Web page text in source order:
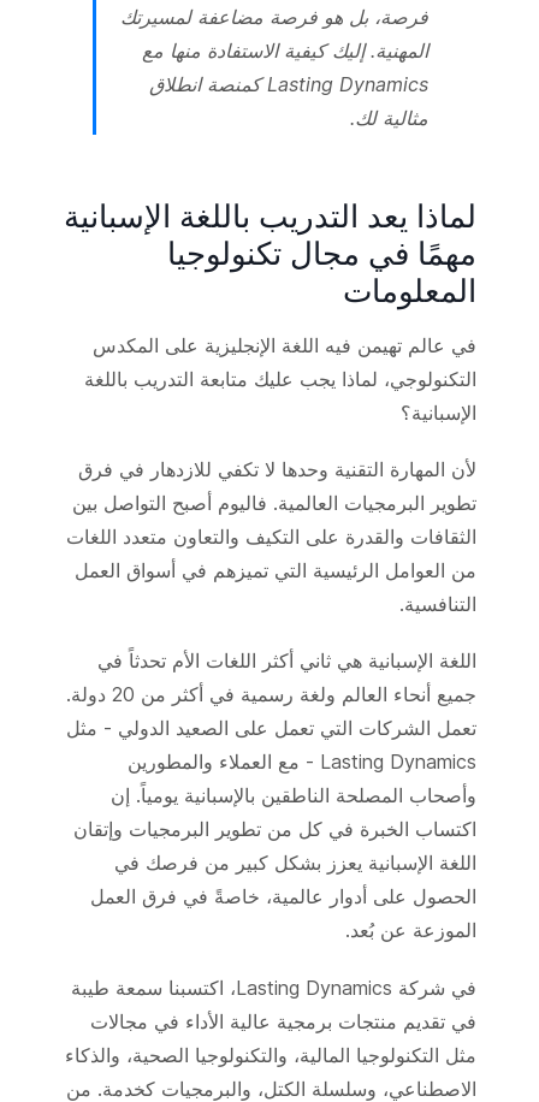
فرصة، بل هو فرصة مضاعفة لمسيرتك
المهنية. إليك كيفية الاستفادة منها مع
Lasting Dynamics كمنصة انطلاق
مثالية لك.
لماذا يعد التدريب باللغة الإسبانية
مهمًا في مجال تكنولوجيا
المعلومات
في عالم تهيمن فيه اللغة الإنجليزية على المكدس
التكنولوجي، لماذا يجب عليك متابعة التدريب باللغة
الإسبانية؟
لأن المهارة التقنية وحدها لا تكفي للازدهار في فرق
تطوير البرمجيات العالمية. فاليوم أصبح التواصل بين
الثقافات والقدرة على التكيف والتعاون متعدد اللغات
من العوامل الرئيسية التي تميزهم في أسواق العمل
التنافسية.
اللغة الإسبانية هي ثاني أكثر اللغات الأم تحدثاً في
جميع أنحاء العالم ولغة رسمية في أكثر من 20 دولة.
تعمل الشركات التي تعمل على الصعيد الدولي - مثل
Lasting Dynamics - مع العملاء والمطورين
وأصحاب المصلحة الناطقين بالإسبانية يومياً. إن
اكتساب الخبرة في كل من تطوير البرمجيات وإتقان
اللغة الإسبانية يعزز بشكل كبير من فرصك في
الحصول على أدوار عالمية، خاصةً في فرق العمل
الموزعة عن بُعد.
في شركة Lasting Dynamics، اكتسبنا سمعة طيبة
في تقديم منتجات برمجية عالية الأداء في مجالات
مثل التكنولوجيا المالية، والتكنولوجيا الصحية، والذكاء
الاصطناعي، وسلسلة الكتل، والبرمجيات كخدمة. من